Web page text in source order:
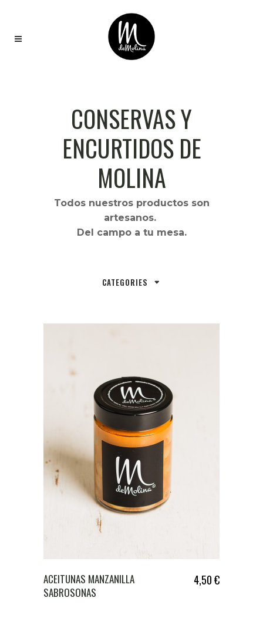
CONSERVAS Y
ENCURTIDOS DE
MOLINA
Todos nuestros productos son
artesanos.
Del campo a tu mesa.
CATEGORIES
ACEITUNAS MANZANILLA
SABROSONAS
4,50€